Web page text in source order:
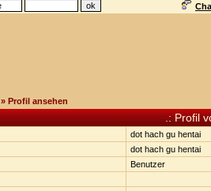
» Profil ansehen
.: Profil
dot hach gu hentai
dot hach gu hentai
Benutzer